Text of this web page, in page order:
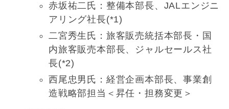
赤坂祐二氏：整備本部長、JALエンジニ
アリング社長(*1)
二宮秀生氏：旅客販売統括本部長・国
内旅客販売本部長、ジャルセールス社
長(*2)
西尾忠男氏：経営企画本部長、事業創
造戦略部担当＜昇任・担務変更＞